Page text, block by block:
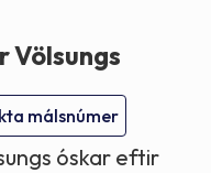
málsnúmer
óskar eftir